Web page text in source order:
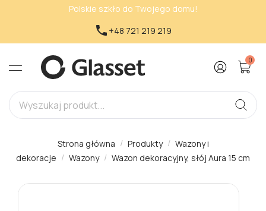
Polskie szkło do Twojego domu!
 +48 721 219 219
0
Strona główna Produkty
Wazony i
dekoracje
Wazony Wazon dekoracyjny, słój Aura 15 cm